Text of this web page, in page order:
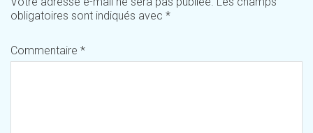
obligatoires sont indiqués avec *
Commentaire *